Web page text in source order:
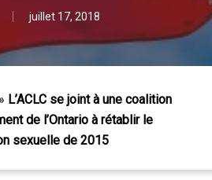
juillet 17, 2018
L’ACLC se joint à une coalition
de l’Ontario à rétablir le
sexuelle de 2015